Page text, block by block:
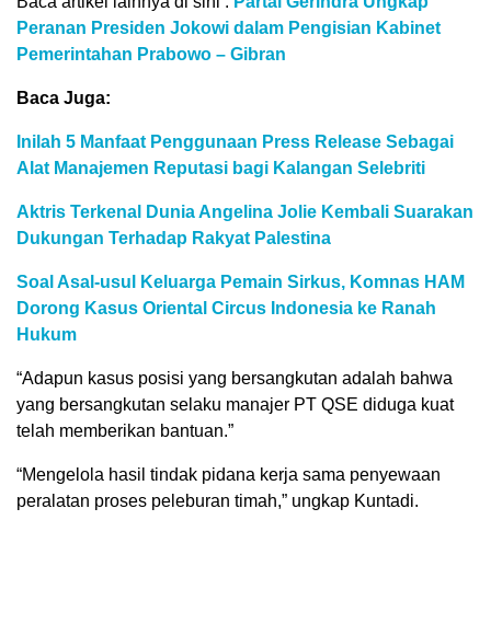
Peranan Presiden Jokowi dalam Pengisian Kabinet
Pemerintahan Prabowo – Gibran
Baca Juga:
Inilah 5 Manfaat Penggunaan Press Release Sebagai
Alat Manajemen Reputasi bagi Kalangan Selebriti
Aktris Terkenal Dunia Angelina Jolie Kembali Suarakan
Dukungan Terhadap Rakyat Palestina
Soal Asal-usul Keluarga Pemain Sirkus, Komnas HAM
Dorong Kasus Oriental Circus Indonesia ke Ranah
Hukum
“Adapun kasus posisi yang bersangkutan adalah bahwa
yang bersangkutan selaku manajer PT QSE diduga kuat
telah memberikan bantuan.”
“Mengelola hasil tindak pidana kerja sama penyewaan
peralatan proses peleburan timah,” ungkap Kuntadi.